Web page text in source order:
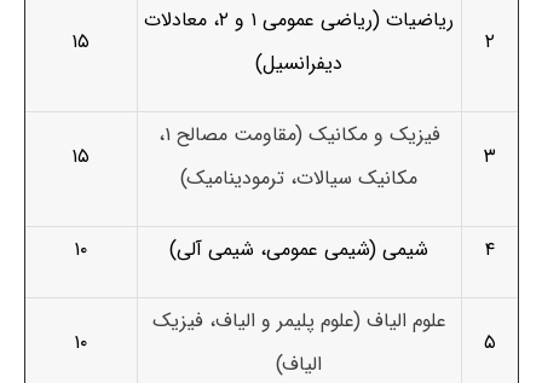
۲
ریاضیات (ریاضی عمومی ۱ و ۲، معادلات
دیفرانسیل)
۱۵
۳
فیزیک و مکانیک (مقاومت مصالح ۱،
مکانیک سیالات، ترمودینامیک)
۱۵
۴ شیمی (شیمی عمومی، شیمی آلی) ۱۰
۵
علوم الیاف (علوم پلیمر و الیاف، فیزیک
الیاف)
۱۰